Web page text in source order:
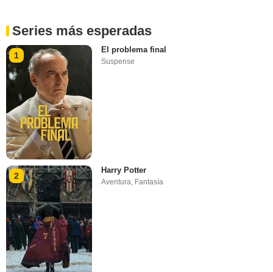
Series más esperadas
1
El problema final
Suspense
2
Harry Potter
Aventura, Fantasía